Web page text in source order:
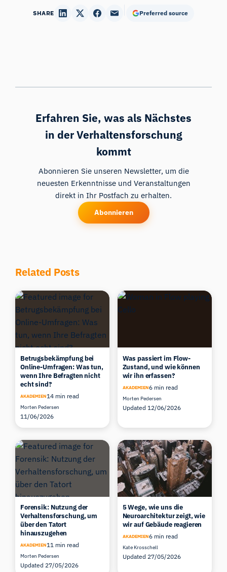
SHARE Preferred source
Erfahren Sie, was als Nächstes
in der Verhaltensforschung
kommt
Abonnieren Sie unseren Newsletter, um die
neuesten Erkenntnisse und Veranstaltungen
direkt in Ihr Postfach zu erhalten.
Abonnieren
Related Posts
Betrugsbekämpfung bei
Online-Umfragen: Was tun,
wenn Ihre Befragten nicht
echt sind?
AKADEMIEN14 min read
Morten Pedersen
11/06/2026
Was passiert im Flow-
Zustand, und wie können
wir ihn erfassen?
AKADEMIEN6 min read
Morten Pedersen
Updated 12/06/2026
Forensik: Nutzung der
Verhaltensforschung, um
über den Tatort
hinauszugehen
AKADEMIEN11 min read
Morten Pedersen
Updated 27/05/2026
5 Wege, wie uns die
Neuroarchitektur zeigt, wie
wir auf Gebäude reagieren
AKADEMIEN6 min read
Kate Krosschell
Updated 27/05/2026